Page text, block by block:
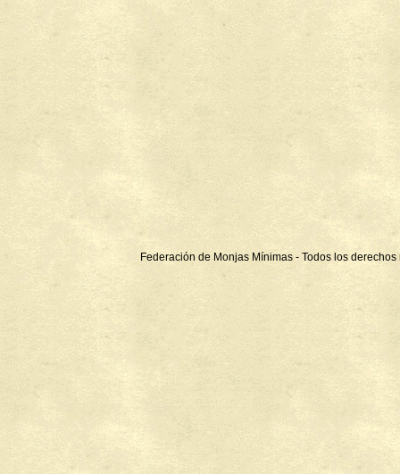
Federación de Monjas Mínimas - Todos los